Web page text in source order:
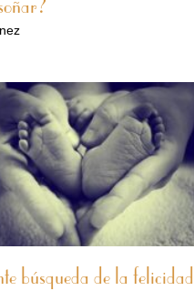
búsqueda de la felicidad